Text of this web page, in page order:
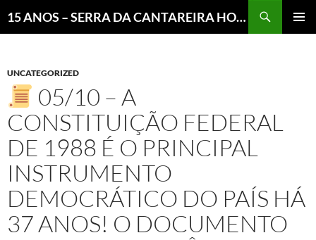
15 ANOS – SERRA DA CANTAREIRA HOJE E COTIDIANO DO BRASIL E DO MUNDO
UNCATEGORIZED
05/10 – A
CONSTITUIÇÃO FEDERAL
DE 1988 É O PRINCIPAL
INSTRUMENTO
DEMOCRÁTICO DO PAÍS HÁ
37 ANOS! O DOCUMENTO